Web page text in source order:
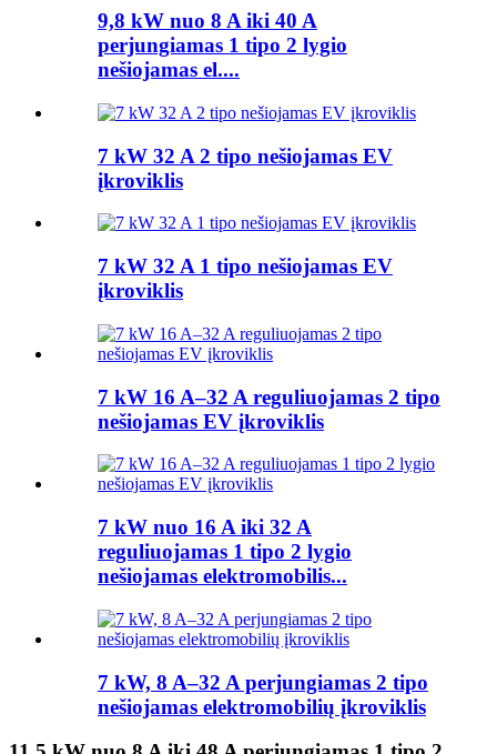
9,8 kW nuo 8 A iki 40 A
perjungiamas 1 tipo 2 lygio
nešiojamas el....
7 kW 32 A 2 tipo nešiojamas EV
įkroviklis
7 kW 32 A 1 tipo nešiojamas EV
įkroviklis
7 kW 16 A–32 A reguliuojamas 2 tipo
nešiojamas EV įkroviklis
7 kW nuo 16 A iki 32 A
reguliuojamas 1 tipo 2 lygio
nešiojamas elektromobilis...
7 kW, 8 A–32 A perjungiamas 2 tipo
nešiojamas elektromobilių įkroviklis